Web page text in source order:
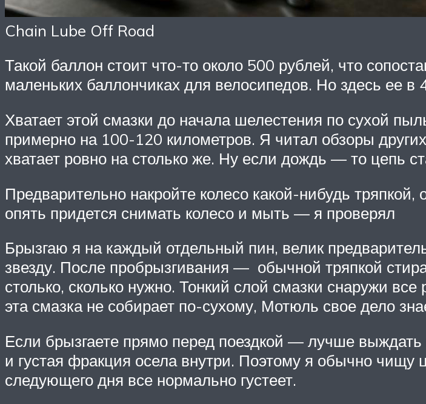
Chain Lube Off Road
Такой баллон стоит что-то около 500 рублей, что
маленьких баллончиках для велосипедов. Но здесь ее в
Хватает этой смазки до начала шелестения по сухой
примерно на 100-120 километров. Я читал обзоры
хватает ровно на столько же. Ну если дождь — то цепь
Предварительно накройте колесо какой-нибудь
опять придется снимать колесо и мыть — я проверял
Брызгаю я на каждый отдельный пин, велик
звезду. После пробрызгивания — обычной тряпкой
столько, сколько нужно. Тонкий слой смазки снаружи
эта смазка не собирает по-сухому, Мотюль свое дело
Если брызгаете прямо перед поездкой — лучше
и густая фракция осела внутри. Поэтому я обычно
следующего дня все нормально густеет.